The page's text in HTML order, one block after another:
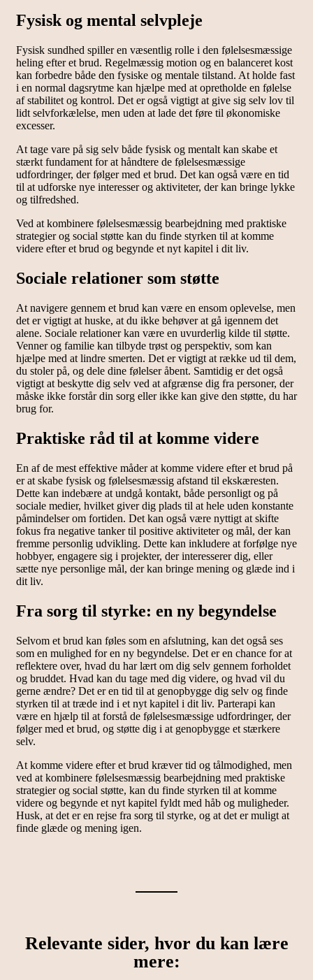
Fysisk og mental selvpleje
Fysisk sundhed spiller en væsentlig rolle i den følelsesmæssige
heling efter et brud. Regelmæssig motion og en balanceret kost
kan forbedre både den fysiske og mentale tilstand. At holde fast
i en normal dagsrytme kan hjælpe med at opretholde en følelse
af stabilitet og kontrol. Det er også vigtigt at give sig selv lov til
lidt selvforkælelse, men uden at lade det føre til økonomiske
excesser.
At tage vare på sig selv både fysisk og mentalt kan skabe et
stærkt fundament for at håndtere de følelsesmæssige
udfordringer, der følger med et brud. Det kan også være en tid
til at udforske nye interesser og aktiviteter, der kan bringe lykke
og tilfredshed.
Ved at kombinere følelsesmæssig bearbejdning med praktiske
strategier og social støtte kan du finde styrken til at komme
videre efter et brud og begynde et nyt kapitel i dit liv.
Sociale relationer som støtte
At navigere gennem et brud kan være en ensom oplevelse, men
det er vigtigt at huske, at du ikke behøver at gå igennem det
alene. Sociale relationer kan være en uvurderlig kilde til støtte.
Venner og familie kan tilbyde trøst og perspektiv, som kan
hjælpe med at lindre smerten. Det er vigtigt at række ud til dem,
du stoler på, og dele dine følelser åbent. Samtidig er det også
vigtigt at beskytte dig selv ved at afgrænse dig fra personer, der
måske ikke forstår din sorg eller ikke kan give den støtte, du har
brug for.
Praktiske råd til at komme videre
En af de mest effektive måder at komme videre efter et brud på
er at skabe fysisk og følelsesmæssig afstand til ekskæresten.
Dette kan indebære at undgå kontakt, både personligt og på
sociale medier, hvilket giver dig plads til at hele uden konstante
påmindelser om fortiden. Det kan også være nyttigt at skifte
fokus fra negative tanker til positive aktiviteter og mål, der kan
fremme personlig udvikling. Dette kan inkludere at forfølge nye
hobbyer, engagere sig i projekter, der interesserer dig, eller
sætte nye personlige mål, der kan bringe mening og glæde ind i
dit liv.
Fra sorg til styrke: en ny begyndelse
Selvom et brud kan føles som en afslutning, kan det også ses
som en mulighed for en ny begyndelse. Det er en chance for at
reflektere over, hvad du har lært om dig selv gennem forholdet
og bruddet. Hvad kan du tage med dig videre, og hvad vil du
gerne ændre? Det er en tid til at genopbygge dig selv og finde
styrken til at træde ind i et nyt kapitel i dit liv. Parterapi kan
være en hjælp til at forstå de følelsesmæssige udfordringer, der
følger med et brud, og støtte dig i at genopbygge et stærkere
selv.
At komme videre efter et brud kræver tid og tålmodighed, men
ved at kombinere følelsesmæssig bearbejdning med praktiske
strategier og social støtte, kan du finde styrken til at komme
videre og begynde et nyt kapitel fyldt med håb og muligheder.
Husk, at det er en rejse fra sorg til styrke, og at det er muligt at
finde glæde og mening igen.
Relevante sider, hvor du kan lære
mere: